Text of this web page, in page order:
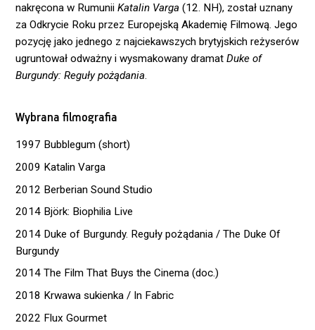
nakręcona w RumuniiKatalin Varga(12. NH), został uznany
za Odkrycie Roku przez Europejską Akademię Filmową. Jego
pozycję jako jednego z najciekawszych brytyjskich reżyserów
ugruntował odważny i wysmakowany dramatDuke of
Burgundy: Reguły pożądania.
Wybrana filmografia
1997 Bubblegum (short)
2009 Katalin Varga
2012 Berberian Sound Studio
2014 Björk: Biophilia Live
2014 Duke of Burgundy. Reguły pożądania / The Duke Of
Burgundy
2014 The Film That Buys the Cinema (doc.)
2018 Krwawa sukienka / In Fabric
2022 Flux Gourmet